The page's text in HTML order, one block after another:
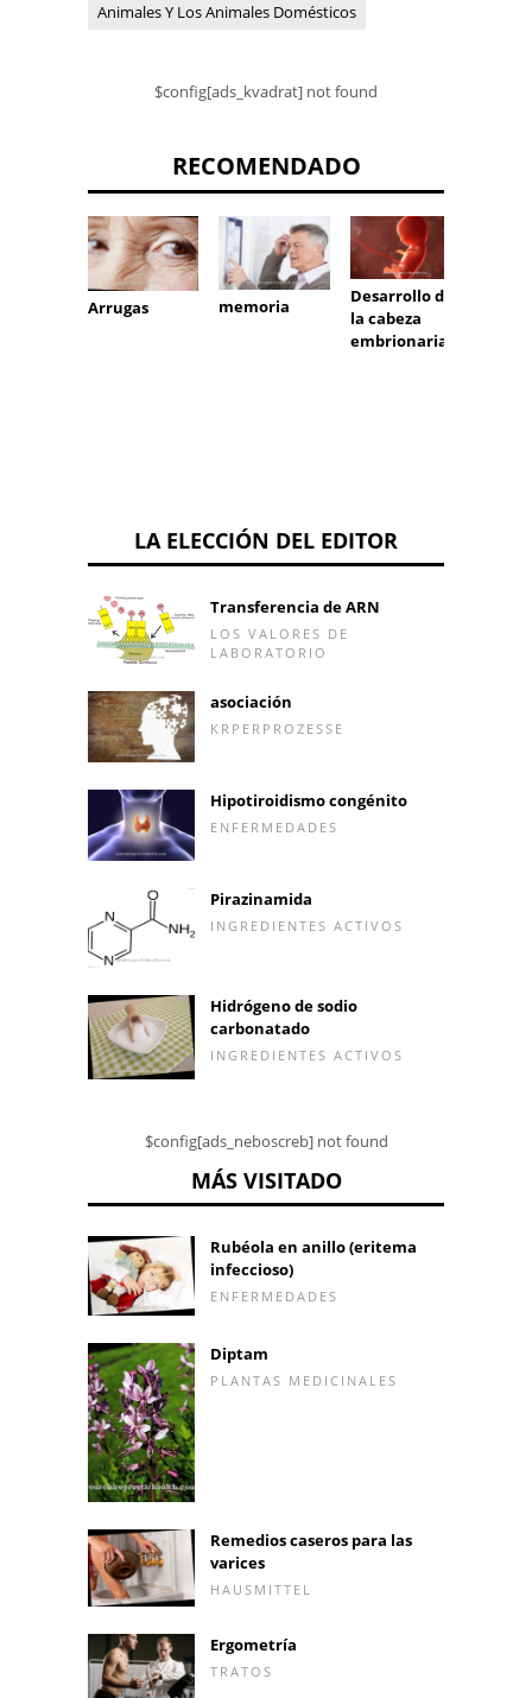
Animales Y Los Animales Domésticos
$config[ads_kvadrat] not found
RECOMENDADO
Arrugas memoria
Desarrollo de
la cabeza
embrionaria
LA ELECCIÓN DEL EDITOR
Transferencia de ARN
LOS VALORES DE
LABORATORIO
asociación
KRPERPROZESSE
Hipotiroidismo congénito
ENFERMEDADES
Pirazinamida
INGREDIENTES ACTIVOS
Hidrógeno de sodio
carbonatado
INGREDIENTES ACTIVOS
$config[ads_neboscreb] not found
MÁS VISITADO
Rubéola en anillo (eritema
infeccioso)
ENFERMEDADES
Diptam
PLANTAS MEDICINALES
Remedios caseros para las
varices
HAUSMITTEL
Ergometría
TRATOS